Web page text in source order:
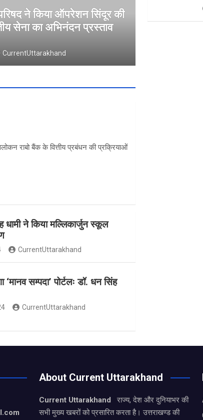
ने किया ऑपरेशन सिंदूर की
सेना का अभिनंदन प्रस्ताव
CurrentUttarakhand
राबो बैंक के वित्तीय प्रबंधन की प्रक्रियाओं
धामी ने किया मल्लिकार्जुन स्कूल
CurrentUttarakhand
‘मानव सम्पदा’ पोर्टलः डॉ. धन सिंह
CurrentUttarakhand
About Current Uttarakhand
Current Uttarakhand
राज्य, देश और दुनियाभर की
सभी मुख्य खबरों को प्रसारित करता है। उत्तराखण्ड की